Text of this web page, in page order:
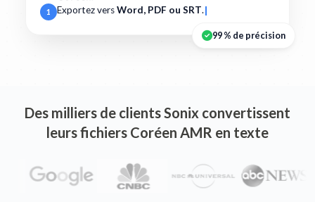
1 Exportez versWord, PDF ou SRT.
99 % de précision
Des milliers de clients Sonix convertissent
leurs fichiers Coréen AMR en texte